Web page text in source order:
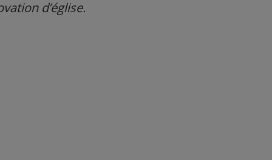
d’église.